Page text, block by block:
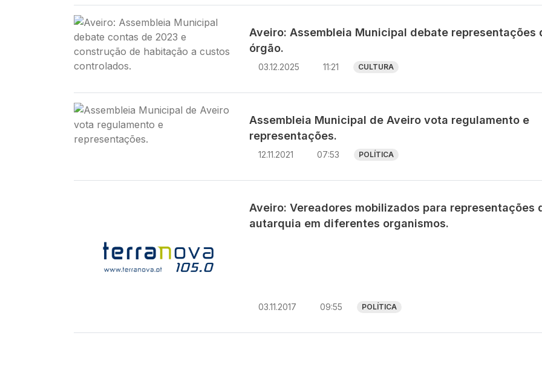
Imagem
Aveiro: Assembleia Municipal debate representações
órgão.
03.12.2025 11:21 CULTURA
Imagem
Assembleia Municipal de Aveiro vota regulamento e
representações.
12.11.2021 07:53 POLÍTICA
Aveiro: Vereadores mobilizados para representações
autarquia em diferentes organismos.
03.11.2017 09:55 POLÍTICA